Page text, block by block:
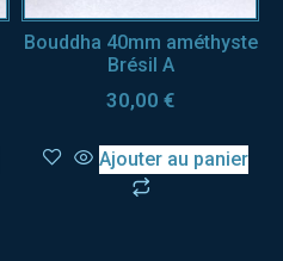
Bouddha 40mm améthyste
Brésil A
30,00 €
Ajouter au panier